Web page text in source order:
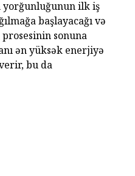
yorğunluğunun ilk iş
başlayacağı və
sonuna
ən yüksək enerjiyə
bu da